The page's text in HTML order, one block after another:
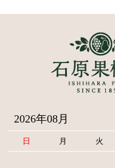
2026年08月
日 月 火